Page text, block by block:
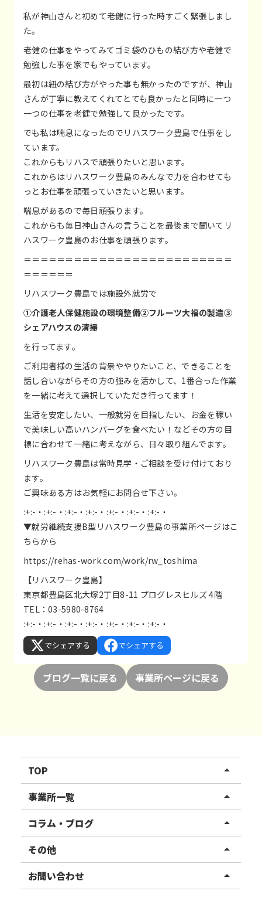
私が神山さんと初めて老健に行った時すごく緊張しまし
た。
老健の仕事をやってみてゴミ袋のひもの結び方や老健で
勉強した事を家でもやっています。
最初は紐の結び方がやった事も無かったのですが、神山
さんが丁寧に教えてくれてとても良かったと同時に一つ
一つの仕事を老健で勉強して良かったです。
でも私は喘息になったのでリハスワーク豊島で仕事をし
ています。
これからもリハスで頑張りたいと思います。
これからはリハスワーク豊島のみんなで力を合わせても
っとお仕事を頑張っていきたいと思います。
喘息があるので毎日頑張ります。
これからも毎日神山さんの言うことを最後まで聞いてリ
ハスワーク豊島のお仕事を頑張ります。
＝＝＝＝＝＝＝＝＝＝＝＝＝＝＝＝＝＝＝＝＝＝＝＝＝
＝＝＝＝＝＝
リハスワーク豊島では施設外就労で
①介護老人保健施設の環境整備②フルーツ大福の製造③
シェアハウスの清掃
を行ってます。
ご利用者様の生活の背景ややりたいこと、できることを
話し合いながらその方の強みを活かして、1番合った作業
を一緒に考えて選択していただき行ってます！
生活を安定したい、一般就労を目指したい、お金を稼い
で美味しい高いハンバーグを食べたい！などその方の目
標に合わせて一緒に考えながら、日々取り組んでます。
リハスワーク豊島は常時見学・ご相談を受け付けており
ます。
ご興味ある方はお気軽にお問合せ下さい。
:+:-・:+:-・:+:-・:+:-・:+:-・:+:-・:+:-・
▼就労継続支援B型リハスワーク豊島の事業所ページはこ
ちらから
https://rehas-work.com/work/rw_toshima
【リハスワーク豊島】
東京都豊島区北大塚2丁目8-11 プログレスヒルズ 4階
TEL：03-5980-8764
:+:-・:+:-・:+:-・:+:-・:+:-・:+:-・:+:-・
でシェアする でシェアする
ブログ一覧に戻る 事業所ページに戻る
TOP arrow_drop_up
リハスワーク
リハスファーム
事業所一覧 arrow_drop_up
関東エリア
東北エリア
甲信越エリア
コラム・ブログ arrow_drop_up
事業所ブログ
ご利用者様の声
その他 arrow_drop_up
お知らせ
お問い合わせ arrow_drop_up